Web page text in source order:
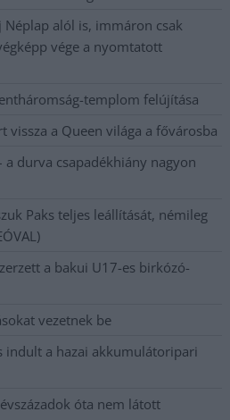
Néplap alól is, immáron csak
vége a nyomtatott
templom felújítása
vissza a Queen világa a fővárosba
a durva csapadékhiány nagyon
Paks teljes leállítását, némileg
a bakui U17-es birkózó-
vezetnek be
indult a hazai akkumulátoripari
óta nem látott